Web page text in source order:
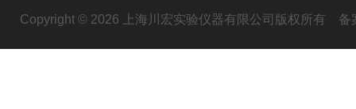
Copyright © 2026 上海川宏实验仪器有限公司版权所有 备